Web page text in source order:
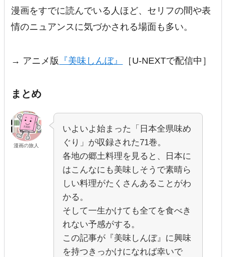
漫画をすでに読んでいる人ほど、セリフの間や表
情のニュアンスに気づかされる場面も多い。
→ アニメ版 『美味しんぼ』 ［U-NEXTで配信中］
まとめ
漫画の旅人
いよいよ始まった「日本全県味め
ぐり」が収録された71巻。
各地の郷土料理を見ると、日本に
はこんなにも美味しそうで素晴ら
しい料理がたくさんあることがわ
かる。
そして一生かけても全てを食べき
れない予感がする。
この記事が『美味しんぼ』に興味
を持つきっかけになれば幸いで